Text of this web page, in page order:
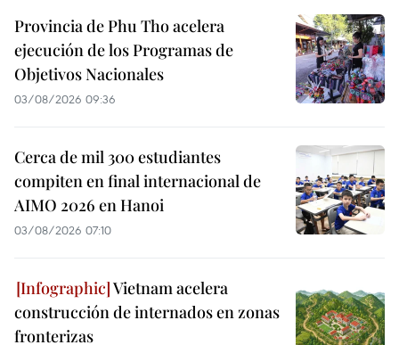
Provincia de Phu Tho acelera
ejecución de los Programas de
Objetivos Nacionales
03/08/2026 09:36
Cerca de mil 300 estudiantes
compiten en final internacional de
AIMO 2026 en Hanoi
03/08/2026 07:10
Vietnam acelera
construcción de internados en zonas
fronterizas